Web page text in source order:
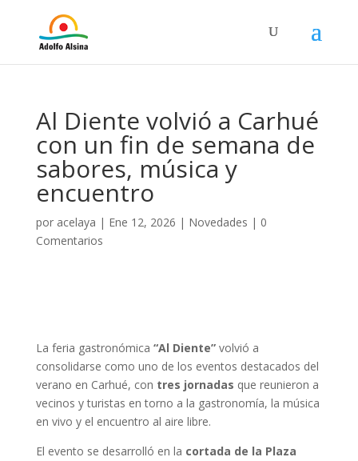
Al Diente volvió a Carhué
con un fin de semana de
sabores, música y
encuentro
por acelaya | Ene 12, 2026 | Novedades | 0
Comentarios
La feria gastronómica “Al Diente”volvió a
consolidarse como uno de los eventos destacados del
verano en Carhué, con tres jornadas que reunieron a
vecinos y turistas en torno a la gastronomía, la música
en vivo y el encuentro al aire libre.
El evento se desarrolló en la cortada de la Plaza